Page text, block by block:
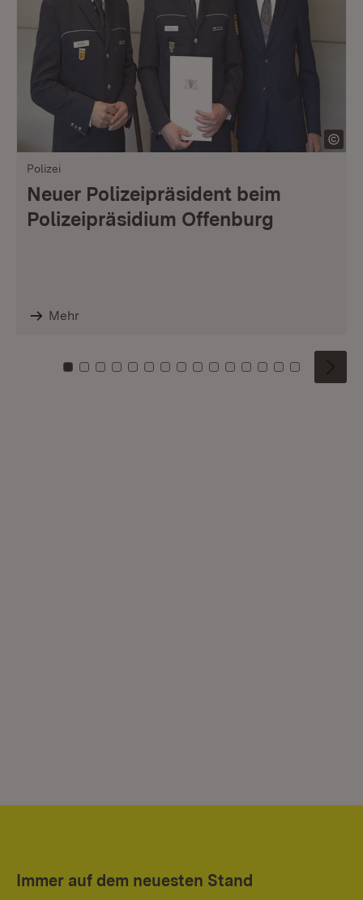
Polizei
Neuer Polizeipräsident beim
Polizeipräsidium Offenburg
Mehr
Zu Kachel: 0
Zu Kachel: 1
Zu Kachel: 2
Zu Kachel: 3
Zu Kachel: 4
Zu Kachel: 5
Zu Kachel: 6
Zu Kachel: 7
Zu Kachel: 8
Zu Kachel: 9
Zu Kachel: 10
Zu Kachel: 11
Zu Kachel: 12
Zu Kachel:
Zu
Immer auf dem neuesten Stand